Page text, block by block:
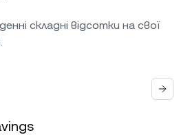
складні відсотки на свої